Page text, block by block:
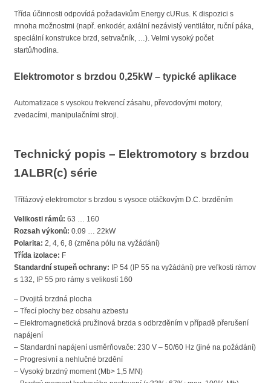
Třída účinnosti odpovídá požadavkům Energy cURus. K dispozici s
mnoha možnostmi (např. enkodér, axiální nezávislý ventilátor, ruční páka,
speciální konstrukce brzd, setrvačník, …). Velmi vysoký počet
startů/hodina.
Elektromotor s brzdou 0,25kW – typické aplikace
Automatizace s vysokou frekvencí zásahu, převodovými motory,
zvedacími, manipulačními stroji.
Technický popis – Elektromotory s brzdou
1ALBR(c) série
Třífázový elektromotor s brzdou s vysoce otáčkovým D.C. brzděním
Velikosti rámů: 63 … 160
Rozsah výkonů: 0.09 … 22kW
Polarita: 2, 4, 6, 8 (změna pólu na vyžádání)
Třída izolace: F
Standardní stupeň ochrany: IP 54 (IP 55 na vyžádání) pre veľkosti rámov
≤ 132, IP 55 pro rámy s velikostí 160
– Dvojitá brzdná plocha
– Třecí plochy bez obsahu azbestu
– Elektromagnetická pružinová brzda s odbrzděním v případě přerušení
napájení
– Standardní napájení usměrňovače: 230 V – 50/60 Hz (jiné na požádání)
– Progresivní a nehlučné brzdění
– Vysoký brzdný moment (Mb> 1,5 MN)